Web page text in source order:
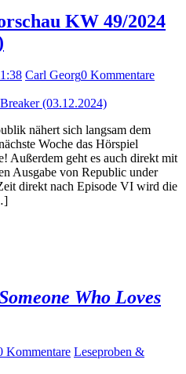
KW 49/2024
Carl Georg0 Kommentare
nähert sich langsam dem
Woche das Hörspiel
Außerdem geht es auch direkt mit
Ausgabe von Republic under
direkt nach Episode VI wird die
Who Loves
Kommentare Leseproben &